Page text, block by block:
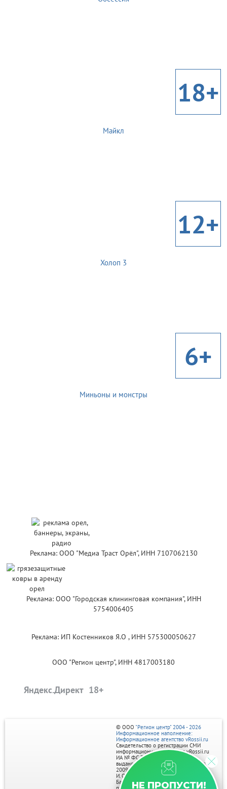
18+
Майкл
12+
Холоп 3
6+
Миньоны и монстры
Реклама: ООО "Медиа Траст Орёл", ИНН 7107062130
Реклама: ООО "Городская клининговая компания", ИНН
5754006405
Реклама: ИП Костенников Я.О , ИНН 575300050627
ООО "Регион центр", ИНН 4817003180
Яндекс.Директ
НЕ ПРОПУСТИ!
© ООО "Регион центр" 2004 - 2026
Информационное наполнение:
Информационное агентство vRossii.ru
Свидетельство о регистрации СМИ
информационного агентства vRossii.ru
ИА № ФС 77‑35502
выдано РОСКОМНАДЗОРом 04 марта
2009г.
И. О. Главного редактора Нарыков А. Н.
Баннеры на портале размещаются на